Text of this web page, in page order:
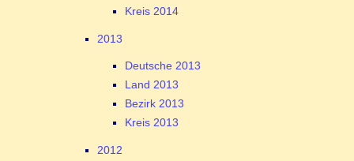
Kreis 2014
2013
Deutsche 2013
Land 2013
Bezirk 2013
Kreis 2013
2012